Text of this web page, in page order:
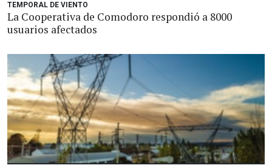
TEMPORAL DE VIENTO
La Cooperativa de Comodoro respondió a 8000
usuarios afectados